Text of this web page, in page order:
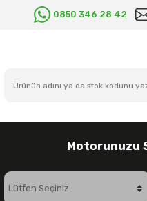
0850 346 28 42
Motorunuzu